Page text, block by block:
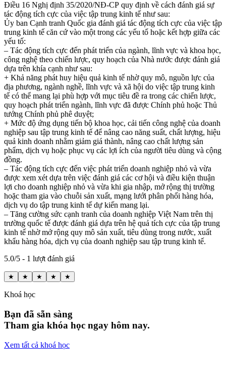
Điều 16 Nghị định 35/2020/NĐ-CP quy định về cách đánh giá sự
tác động tích cực của việc tập trung kinh tế như sau:
Ủy ban Cạnh tranh Quốc gia đánh giá tác động tích cực của việc tập
trung kinh tế căn cứ vào một trong các yếu tố hoặc kết hợp giữa các
yếu tố:
– Tác động tích cực đến phát triển của ngành, lĩnh vực và khoa học,
công nghệ theo chiến lược, quy hoạch của Nhà nước được đánh giá
dựa trên khía cạnh như sau:
+ Khả năng phát huy hiệu quả kinh tế nhờ quy mô, nguồn lực của
địa phương, ngành nghề, lĩnh vực và xã hội do việc tập trung kinh
tế có thể mang lại phù hợp với mục tiêu đề ra trong các chiến lược,
quy hoạch phát triển ngành, lĩnh vực đã được Chính phủ hoặc Thủ
tướng Chính phủ phê duyệt;
+ Mức độ ứng dụng tiến bộ khoa học, cải tiến công nghệ của doanh
nghiệp sau tập trung kinh tế để nâng cao năng suất, chất lượng, hiệu
quả kinh doanh nhằm giảm giá thành, nâng cao chất lượng sản
phẩm, dịch vụ hoặc phục vụ các lợi ích của người tiêu dùng và cộng
đồng.
– Tác động tích cực đến việc phát triển doanh nghiệp nhỏ và vừa
được xem xét dựa trên việc đánh giá các cơ hội và điều kiện thuận
lợi cho doanh nghiệp nhỏ và vừa khi gia nhập, mở rộng thị trường
hoặc tham gia vào chuỗi sản xuất, mạng lưới phân phối hàng hóa,
dịch vụ do tập trung kinh tế dự kiến mang lại.
– Tăng cường sức cạnh tranh của doanh nghiệp Việt Nam trên thị
trường quốc tế được đánh giá dựa trên hệ quả tích cực của tập trung
kinh tế nhờ mở rộng quy mô sản xuất, tiêu dùng trong nước, xuất
khẩu hàng hóa, dịch vụ của doanh nghiệp sau tập trung kinh tế.
5.0/5 - 1 lượt đánh giá
★ ★ ★ ★ ★
Khoá học
Bạn đã sẵn sàng
Tham gia khóa học ngay hôm nay.
Xem tất cả khoá học